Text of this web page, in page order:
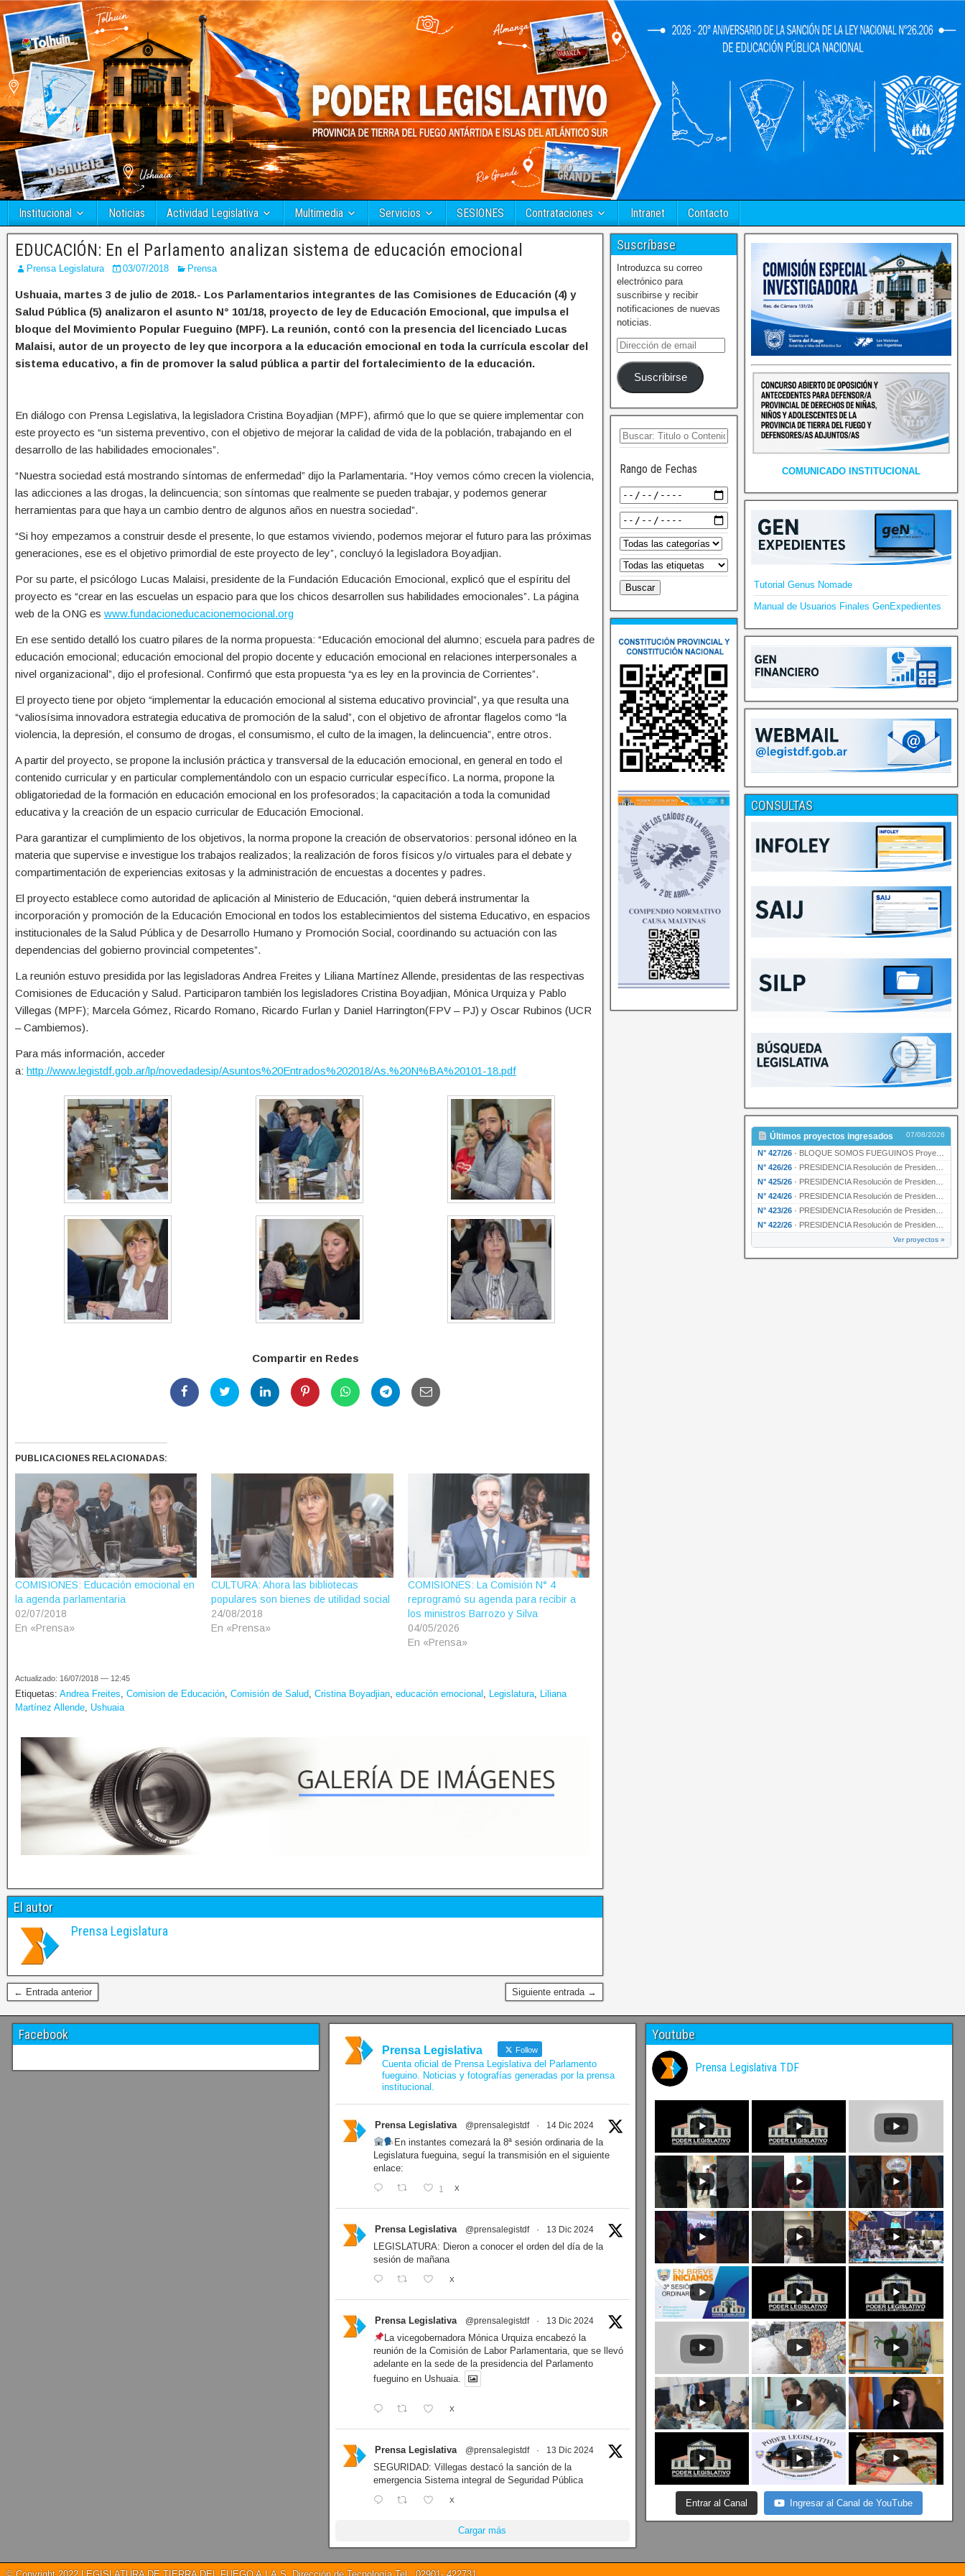
Institucional Noticias Actividad Legislativa Multimedia Servicios SESIONES Contrataciones Intranet Contacto
EDUCACIÓN: En el Parlamento analizan sistema de educación emocional
Prensa Legislatura 03/07/2018 Prensa
Ushuaia, martes 3 de julio de 2018.- Los Parlamentarios integrantes de las Comisiones de Educación (4) y
Salud Pública (5) analizaron el asunto N° 101/18, proyecto de ley de Educación Emocional, que impulsa el
bloque del Movimiento Popular Fueguino (MPF). La reunión, contó con la presencia del licenciado Lucas
Malaisi, autor de un proyecto de ley que incorpora a la educación emocional en toda la currícula escolar del
sistema educativo, a fin de promover la salud pública a partir del fortalecimiento de la educación.
En diálogo con Prensa Legislativa, la legisladora Cristina Boyadjian (MPF), afirmó que lo que se quiere implementar con
este proyecto es “un sistema preventivo, con el objetivo de mejorar la calidad de vida de la población, trabajando en el
desarrollo de las habilidades emocionales”.
“Nuestra sociedad está mostrando síntomas de enfermedad” dijo la Parlamentaria. “Hoy vemos cómo crecen la violencia,
las adicciones a las drogas, la delincuencia; son síntomas que realmente se pueden trabajar, y podemos generar
herramientas para que haya un cambio dentro de algunos años en nuestra sociedad”.
“Si hoy empezamos a construir desde el presente, lo que estamos viviendo, podemos mejorar el futuro para las próximas
generaciones, ese es el objetivo primordial de este proyecto de ley”, concluyó la legisladora Boyadjian.
Por su parte, el psicólogo Lucas Malaisi, presidente de la Fundación Educación Emocional, explicó que el espíritu del
proyecto es “crear en las escuelas un espacio para que los chicos desarrollen sus habilidades emocionales”. La página
web de la ONG es www.fundacioneducacionemocional.org
En ese sentido detalló los cuatro pilares de la norma propuesta: “Educación emocional del alumno; escuela para padres de
educación emocional; educación emocional del propio docente y educación emocional en relaciones interpersonales a
nivel organizacional”, dijo el profesional. Confirmó que esta propuesta “ya es ley en la provincia de Corrientes”.
El proyecto tiene por objeto “implementar la educación emocional al sistema educativo provincial”, ya que resulta una
“valiosísima innovadora estrategia educativa de promoción de la salud”, con el objetivo de afrontar flagelos como “la
violencia, la depresión, el consumo de drogas, el consumismo, el culto de la imagen, la delincuencia”, entre otros.
A partir del proyecto, se propone la inclusión práctica y transversal de la educación emocional, en general en todo el
contenido curricular y en particular complementándolo con un espacio curricular específico. La norma, propone la
obligatoriedad de la formación en educación emocional en los profesorados; la capacitación a toda la comunidad
educativa y la creación de un espacio curricular de Educación Emocional.
Para garantizar el cumplimiento de los objetivos, la norma propone la creación de observatorios: personal idóneo en la
materia que supervise e investigue los trabajos realizados; la realización de foros físicos y/o virtuales para el debate y
compartimentación de experiencias exitosas y la administración de encuestas a docentes y padres.
El proyecto establece como autoridad de aplicación al Ministerio de Educación, “quien deberá instrumentar la
incorporación y promoción de la Educación Emocional en todos los establecimientos del sistema Educativo, en espacios
institucionales de la Salud Pública y de Desarrollo Humano y Promoción Social, coordinando su actuación con las
dependencias del gobierno provincial competentes”.
La reunión estuvo presidida por las legisladoras Andrea Freites y Liliana Martínez Allende, presidentas de las respectivas
Comisiones de Educación y Salud. Participaron también los legisladores Cristina Boyadjian, Mónica Urquiza y Pablo
Villegas (MPF); Marcela Gómez, Ricardo Romano, Ricardo Furlan y Daniel Harrington(FPV – PJ) y Oscar Rubinos (UCR
– Cambiemos).
Para más información, acceder
a: http://www.legistdf.gob.ar/lp/novedadesip/Asuntos%20Entrados%202018/As.%20N%BA%20101-18.pdf
Compartir en Redes
PUBLICACIONES RELACIONADAS:
COMISIONES: Educación emocional en
la agenda parlamentaria
02/07/2018
En «Prensa»
CULTURA: Ahora las bibliotecas
populares son bienes de utilidad social
24/08/2018
En «Prensa»
COMISIONES: La Comisión N° 4
reprogramó su agenda para recibir a
los ministros Barrozo y Silva
04/05/2026
En «Prensa»
Actualizado: 16/07/2018 — 12:45
Etiquetas: Andrea Freites, Comision de Educación, Comisión de Salud, Cristina Boyadjian, educación emocional , Legislatura, Liliana
Martínez Allende, Ushuaia
El autor
Prensa Legislatura
← Entrada anterior Siguiente entrada →
Suscríbase
Introduzca su correo
electrónico para
suscribirse y recibir
notificaciones de nuevas
noticias.
Suscribirse
Rango de Fechas COMUNICADO INSTITUCIONAL
Tutorial Genus Nomade
Manual de Usuarios Finales GenExpedientes
CONSULTAS
Últimos proyectos ingresados 07/08/2026
N° 427/26 · BLOQUE SOMOS FUEGUINOS Proyecto de Declaración declarando de interés provincial PRESIDENCI…
N° 426/26 · PRESIDENCIA Resolución de Presidencia N° 216/26 declarando de interés provincial la labor …
N° 425/26 · PRESIDENCIA Resolución de Presidencia N° 212/26 declarando de interés provincial el “50° A…
N° 424/26 · PRESIDENCIA Resolución de Presidencia Nº 210/26 declarando de interés provincial el proyec…
N° 423/26 · PRESIDENCIA Resolución de Presidencia Nº 209/26 declarando de interés provincial la presen…
N° 422/26 · PRESIDENCIA Resolución de Presidencia N° 200/26 para su ratificación.
Ver proyectos »
Facebook
Prensa Legislativa Follow
Cuenta oficial de Prensa Legislativa del Parlamento
fueguino. Noticias y fotografías generadas por la prensa
institucional.
Prensa Legislativa @prensalegistdf · 14 Dic 2024
En instantes comezará la 8ª sesión ordinaria de la
Legislatura fueguina, seguí la transmisión en el siguiente
enlace:
1 X
Prensa Legislativa @prensalegistdf · 13 Dic 2024
LEGISLATURA: Dieron a conocer el orden del día de la
sesión de mañana
X
Prensa Legislativa @prensalegistdf · 13 Dic 2024
La vicegobernadora Mónica Urquiza encabezó la
reunión de la Comisión de Labor Parlamentaria, que se llevó
adelante en la sede de la presidencia del Parlamento
fueguino en Ushuaia.
X
Prensa Legislativa @prensalegistdf · 13 Dic 2024
SEGURIDAD: Villegas destacó la sanción de la
emergencia Sistema integral de Seguridad Pública
X
Cargar más
Youtube
Prensa Legislativa TDF
Entrar al Canal Ingresar al Canal de YouTube